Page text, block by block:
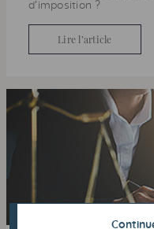
d’imposition ?
Lire l’article